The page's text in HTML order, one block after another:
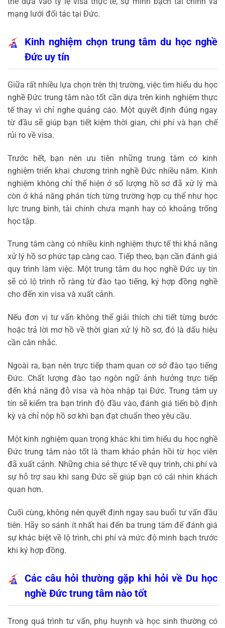
mạng lưới đối tác tại Đức.
Kinh nghiệm chọn trung tâm du học nghề
Đức uy tín
Giữa rất nhiều lựa chọn trên thị trường, việc tìm hiểu du học
nghề Đức trung tâm nào tốt cần dựa trên kinh nghiệm thực
tế thay vì chỉ nghe quảng cáo. Một quyết định đúng ngay
từ đầu sẽ giúp bạn tiết kiệm thời gian, chi phí và hạn chế
rủi ro về visa.
Trước hết, bạn nên ưu tiên những trung tâm có kinh
nghiệm triển khai chương trình nghề Đức nhiều năm. Kinh
nghiệm không chỉ thể hiện ở số lượng hồ sơ đã xử lý mà
còn ở khả năng phân tích từng trường hợp cụ thể như học
lực trung bình, tài chính chưa mạnh hay có khoảng trống
học tập.
Trung tâm càng có nhiều kinh nghiệm thực tế thì khả năng
xử lý hồ sơ phức tạp càng cao. Tiếp theo, bạn cần đánh giá
quy trình làm việc. Một trung tâm du học nghề Đức uy tín
sẽ có lộ trình rõ ràng từ đào tạo tiếng, ký hợp đồng nghề
cho đến xin visa và xuất cảnh.
Nếu đơn vị tư vấn không thể giải thích chi tiết từng bước
hoặc trả lời mơ hồ về thời gian xử lý hồ sơ, đó là dấu hiệu
cần cân nhắc.
Ngoài ra, bạn nên trực tiếp tham quan cơ sở đào tạo tiếng
Đức. Chất lượng đào tạo ngôn ngữ ảnh hưởng trực tiếp
đến khả năng đỗ visa và hòa nhập tại Đức. Trung tâm uy
tín sẽ kiểm tra bạn trình độ đầu vào, đánh giá tiến bộ định
kỳ và chỉ nộp hồ sơ khi bạn đạt chuẩn theo yêu cầu.
Một kinh nghiệm quan trọng khác khi tìm hiểu du học nghề
Đức trung tâm nào tốt là tham khảo phản hồi từ học viên
đã xuất cảnh. Những chia sẻ thực tế về quy trình, chi phí và
sự hỗ trợ sau khi sang Đức sẽ giúp bạn có cái nhìn khách
quan hơn.
Cuối cùng, không nên quyết định ngay sau buổi tư vấn đầu
tiên. Hãy so sánh ít nhất hai đến ba trung tâm để đánh giá
sự khác biệt về lộ trình, chi phí và mức độ minh bạch trước
khi ký hợp đồng.
Các câu hỏi thường gặp khi hỏi về Du học
nghề Đức trung tâm nào tốt
Trong quá trình tư vấn, phụ huynh và học sinh thường có